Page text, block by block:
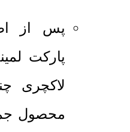
پس از
لاکچری
محصول